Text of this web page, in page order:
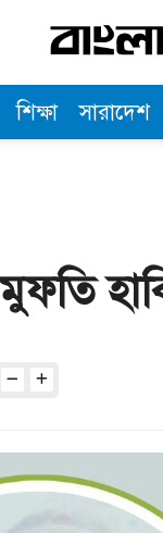
শিক্ষা সারাদেশ